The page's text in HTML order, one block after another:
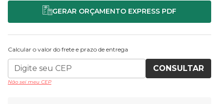
Calcular o valor do frete e prazo de entrega
CONSULTAR
Não sei meu CEP